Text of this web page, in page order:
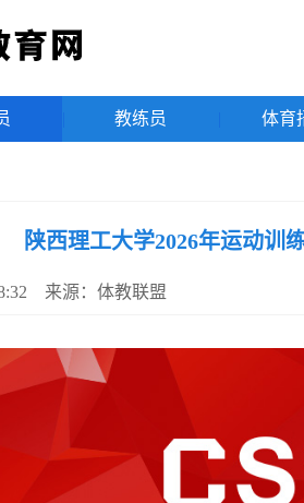
教练员 体育
陕西理工大学2026年运动训
来源：体教联盟